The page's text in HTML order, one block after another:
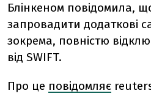
Блінкеном повідомила,
запровадити додаткові
зокрема, повністю
від SWIFT.
Про це повідомляє